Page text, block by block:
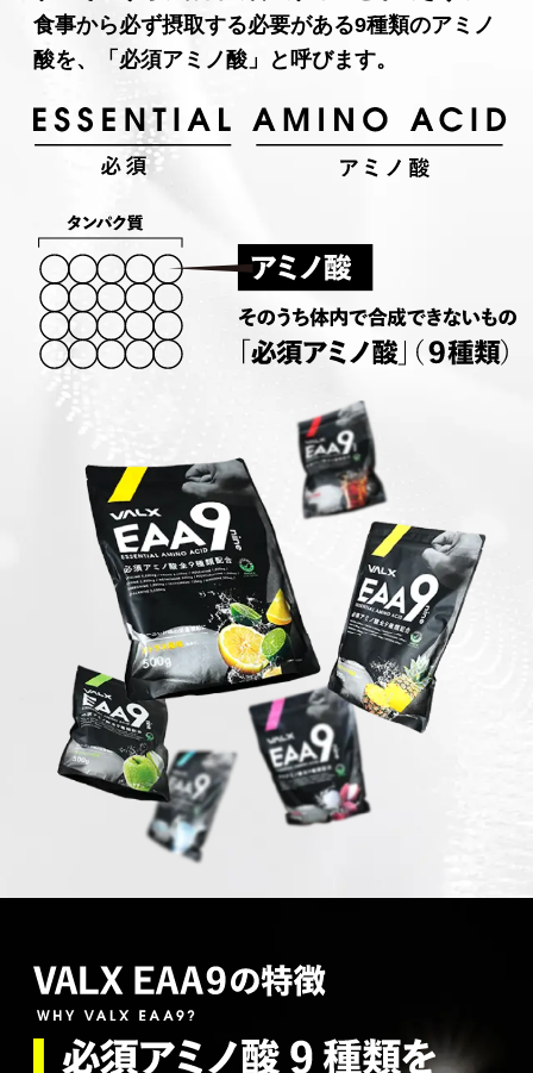
食事から必ず摂取する必要がある9種類のアミノ
酸を、「必須アミノ酸」と呼びます。